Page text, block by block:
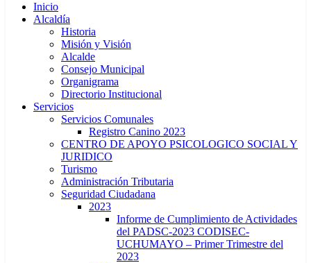
Inicio
Alcaldía
Historia
Misión y Visión
Alcalde
Consejo Municipal
Organigrama
Directorio Institucional
Servicios
Servicios Comunales
Registro Canino 2023
CENTRO DE APOYO PSICOLOGICO SOCIAL Y
JURIDICO
Turismo
Administración Tributaria
Seguridad Ciudadana
2023
Informe de Cumplimiento de Actividades
del PADSC-2023 CODISEC-
UCHUMAYO – Primer Trimestre del
2023